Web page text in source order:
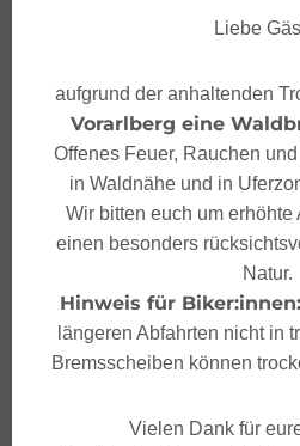
Liebe
aufgrund der anhaltenden
Vorarlberg eine
Offenes Feuer, Rauchen
in Waldnähe und in
Wir bitten euch um erhöhte
einen besonders
Natur.
Hinweis für Biker:innen:
längeren Abfahrten nicht in
Bremsscheiben können
Vielen Dank für